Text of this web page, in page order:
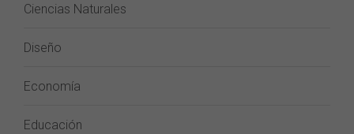
Ciencias Naturales
Diseño
Economía
Educación